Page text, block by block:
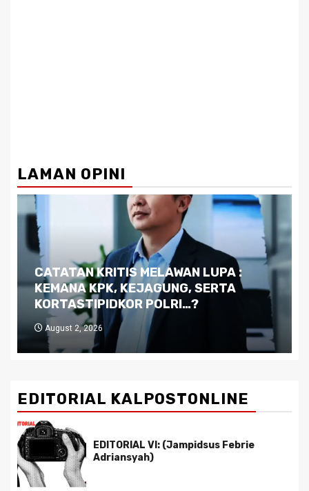
LAMAN OPINI
Dilema Kaltim di Tengah Krisis:
Kutukan Sumber Daya Alam dan
Pemimpin yang Tak Kreatif
July 29, 2026
EDITORIAL KALPOSTONLINE
EDITORIAL VI: (Jampidsus Febrie
Adriansyah)